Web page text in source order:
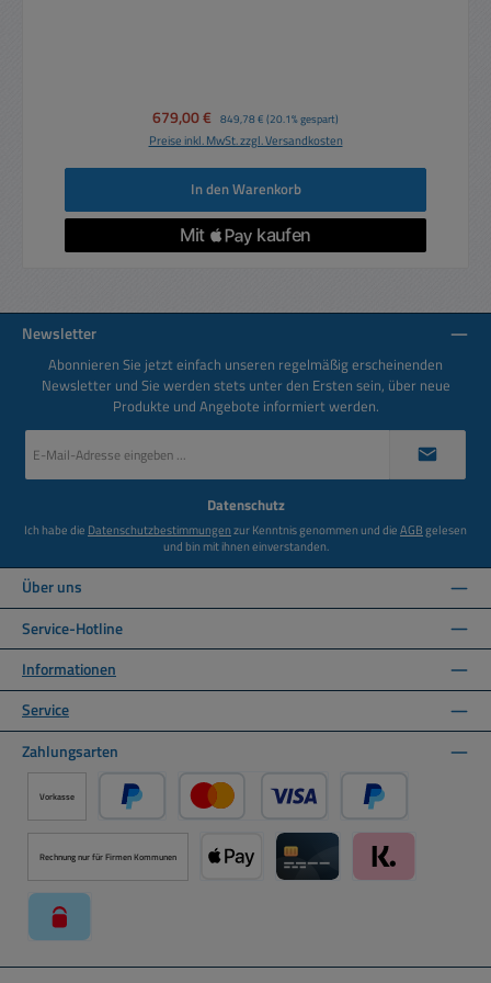
Verkaufspreis:
679,00 € Regulärer Preis:
849,78 € (20.1% gespart)
Preise inkl. MwSt. zzgl. Versandkosten
In den Warenkorb
Newsletter
Abonnieren Sie jetzt einfach unseren regelmäßig erscheinenden
Newsletter und Sie werden stets unter den Ersten sein, über neue
Produkte und Angebote informiert werden.
Mail-
Datenschutz
Ich habe die Datenschutzbestimmungenzur Kenntnis genommen und dieAGBgelesen
und bin mit ihnen einverstanden.
Über uns
Service-Hotline
Informationen
Service
Zahlungsarten
Vorkasse
PayPal Kredit- oder Debitkarte über PayPal
Später Bezahlen
Rechnung nur für Firmen Kommunen